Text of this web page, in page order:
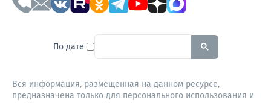
По дате To search this site, enter a
Вся информация, размещенная на данном ресурсе,
предназначена только для персонального использования и